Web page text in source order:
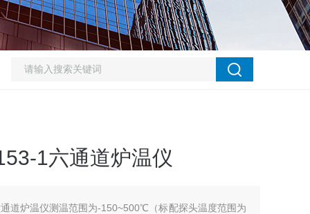
1六通道炉温仪
道炉温仪测温范围为-150~500℃（标配探头温度范围为